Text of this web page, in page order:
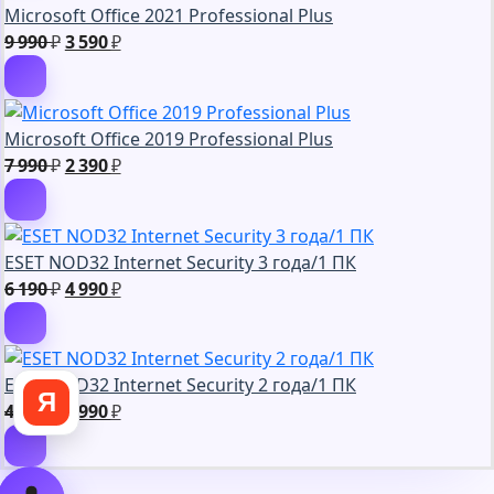
990 ₽.
Microsoft Office 2021 Professional Plus
9 990₽Первоначальная
9
990 ₽.
3 590₽Текущая
590 ₽.
Microsoft Office 2019 Professional Plus
7 990₽Первоначальная
7
990 ₽.
2 390₽Текущая
390 ₽.
ESET NOD32 Internet Security 3 года/1 ПК
6 190₽Первоначальная
6
190 ₽.
4 990₽Текущая
990 ₽.
ESET NOD32 Internet Security 2 года/1 ПК
4 990₽ Первоначальная
цена
составляла
3 990₽Текущая
3
Я